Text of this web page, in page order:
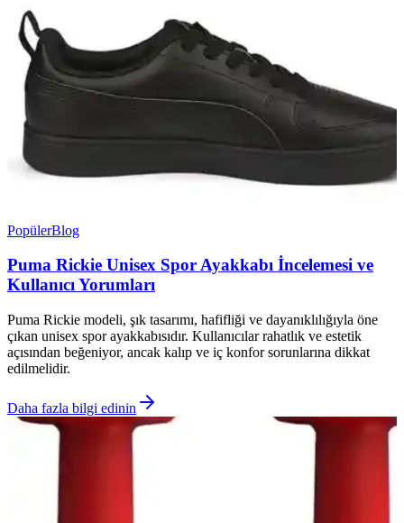
PopülerBlog
Puma Rickie Unisex Spor Ayakkabı İncelemesi ve
Kullanıcı Yorumları
Puma Rickie modeli, şık tasarımı, hafifliği ve dayanıklılığıyla öne
çıkan unisex spor ayakkabısıdır. Kullanıcılar rahatlık ve estetik
açısından beğeniyor, ancak kalıp ve iç konfor sorunlarına dikkat
edilmelidir.
Daha fazla bilgi edinin